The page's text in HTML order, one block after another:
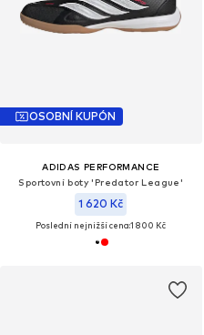
OSOBNÍ KUPÓN
ADIDAS PERFORMANCE
Sportovní boty 'Predator League'
1 620 Kč
Poslední nejnižší cena:1 800 Kč